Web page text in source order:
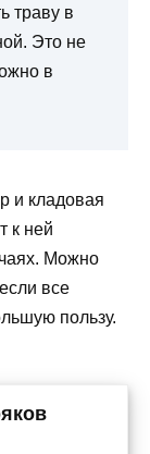
траву в
Это не
в
и кладовая
к ней
Можно
все
пользу.